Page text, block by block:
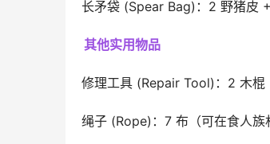
长矛袋 (Spear Bag)：2 野猪皮
其他实用物品
修理工具 (Repair Tool)：2 木棍
绳子 (Rope)：7 布（可在食人族